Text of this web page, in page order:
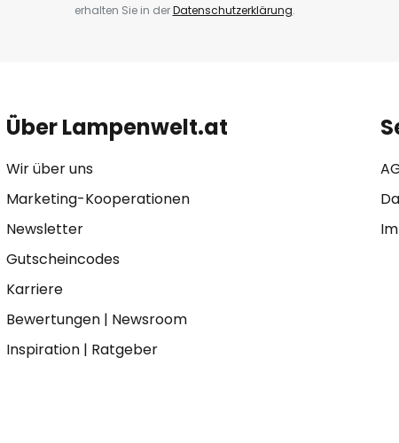
erhalten Sie in derDatenschutzerklärung.
Über Lampenwelt.at
Wir über uns
Marketing-Kooperationen
Newsletter
Gutscheincodes
Karriere
Bewertungen| Newsroom
Inspiration| Ratgeber